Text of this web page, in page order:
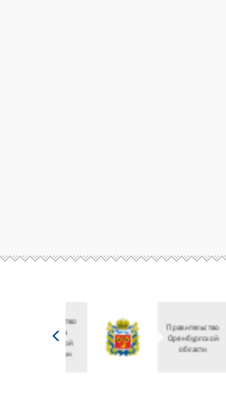
Министерство
культуры
Российской
федерации